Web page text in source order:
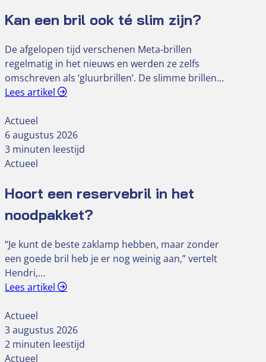
Kan een bril ook té slim zijn?
De afgelopen tijd verschenen Meta-brillen
regelmatig in het nieuws en werden ze zelfs
omschreven als ‘gluurbrillen’. De slimme brillen…
Lees artikel
Actueel
6 augustus 2026
3 minuten leestijd
Actueel
Hoort een reservebril in het
noodpakket?
“Je kunt de beste zaklamp hebben, maar zonder
een goede bril heb je er nog weinig aan,” vertelt
Hendri,…
Lees artikel
Actueel
3 augustus 2026
2 minuten leestijd
Actueel